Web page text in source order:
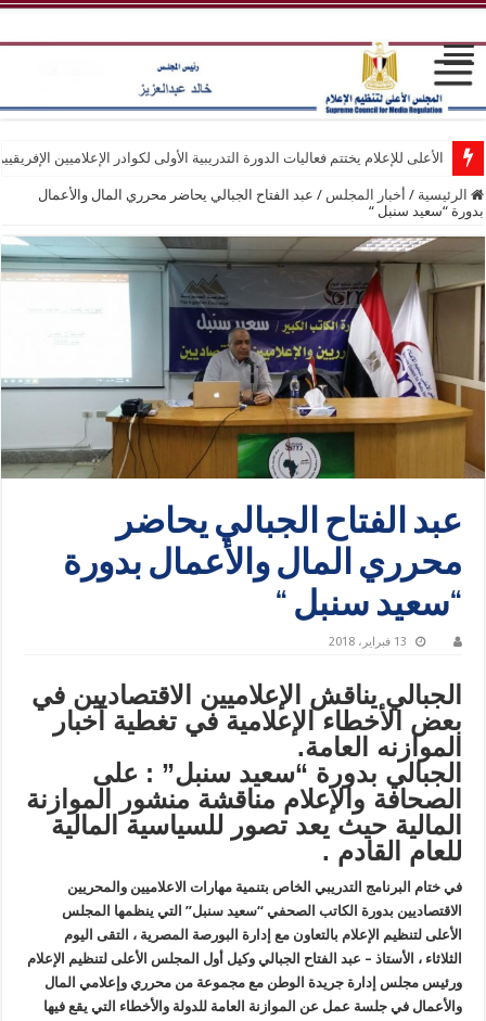
الأعلى للإعلام يختتم فعاليات الدورة التدريبية الأولى لكوادر الإعلاميين
الرئيسية / أخبار المجلس / عبد الفتاح الجبالي يحاضر محرري المال والأعمال
بدورة “سعيد سنبل “
عبد الفتاح الجبالي يحاضر
محرري المال والأعمال بدورة
“سعيد سنبل “
13 فبراير، 2018
الجبالي يناقش الإعلاميين الاقتصاديين في
بعض الأخطاء الإعلامية في تغطية أخبار
الموازنه العامة.
الجبالي بدورة “سعيد سنبل” : على
الصحافة والإعلام مناقشة منشور الموازنة
المالية حيث يعد تصور للسياسية المالية
للعام القادم .
في ختام البرنامج التدريبي الخاص بتنمية مهارات الاعلاميين والمحريين
الاقتصاديين بدورة الكاتب الصحفي “سعيد سنبل” التي ينظمها المجلس
الأعلى لتنظيم الإعلام بالتعاون مع إدارة البورصة المصرية ، التقى اليوم
الثلاثاء ، الأستاذ – عبد الفتاح الجبالي وكيل أول المجلس الأعلى لتنظيم الإعلام
ورئيس مجلس إدارة جريدة الوطن مع مجموعة من محرري وإعلامي المال
والأعمال في جلسة عمل عن الموازنة العامة للدولة والأخطاء التي يقع فيها